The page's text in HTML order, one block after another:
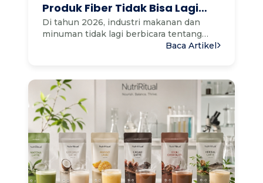
Produk Fiber Tidak Bisa Lagi
Berdiri Sendiri di 2026
Di tahun 2026, industri makanan dan
minuman tidak lagi berbicara tentang
Baca Artikel